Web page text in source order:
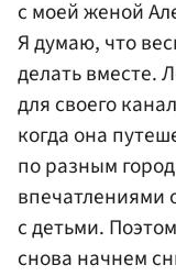
с моей женой
Я думаю, что
делать вместе.
для своего
когда она
по разным
впечатлениями
с детьми.
снова начнем